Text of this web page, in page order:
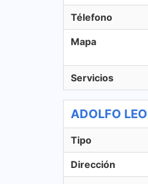
Télefono
Mapa
Servicios
ADOLFO
Tipo
Dirección